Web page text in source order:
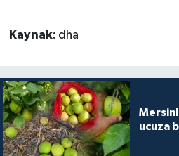
Kaynak: dha
ucuza